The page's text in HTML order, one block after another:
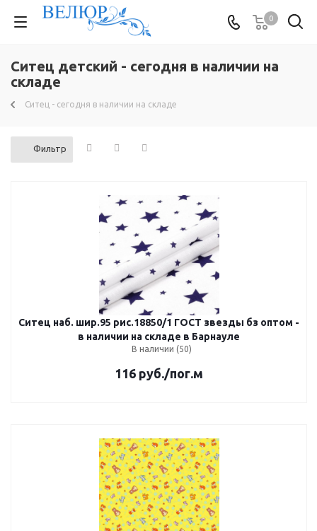
0
Ситец детский - сегодня в наличии на
складе
Ситец - сегодня в наличии на складе
Фильтр
Ситец наб. шир.95 рис.18850/1 ГОСТ звезды бз оптом -
в наличии на складе в Барнауле
В наличии (50)
116 руб./пог.м